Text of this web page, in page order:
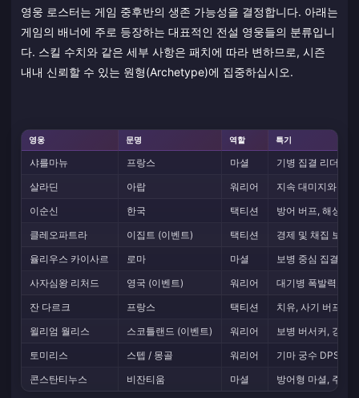
영웅 로스터는 게임 중후반의 생존 가능성을 결정합니다. 아래는
게임의 배너에 주로 등장하는 대표적인 전설 영웅들의 분류입니
다. 스킬 수치와 같은 세부 사항은 패치에 따라 변하므로, 시즌
내내 신뢰할 수 있는 원형(Archetype)에 집중하십시오.
영웅 문명 역할 특기
샤를마뉴 프랑스 마셜
기병 집결 리더, 군
살라딘
아랍 워리어
지속 대미지와 치
이순신
한국 택티션
방어 버프, 해상/공
클레오파트라
이집트 (이벤트) 택티션
경제 및 채집 보너
율리우스 카이사르
로마 마셜
보병 중심 집결, 진
사자심왕 리처드
영국 (이벤트) 워리어
대기병 폭발력, 높
잔 다르크
프랑스 택티션
치유, 사기 버프,
윌리엄 월리스
스코틀랜드 (이벤트) 워리어
보병 버서커, 강력
토미리스
스텝 / 몽골 워리어
기마 궁수 DPS, 카
콘스탄티누스
비잔티움 마셜 방어형 마셜, 주둔